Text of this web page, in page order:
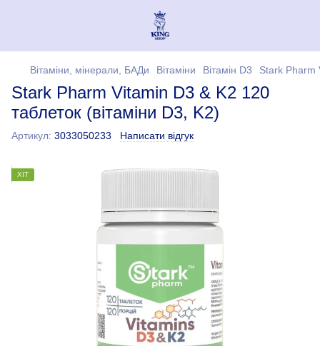
Вітаміни, мінерали, БАДи Вітаміни Вітамін D3 Stark Pharm
Stark Pharm Vitamin D3 & K2 120
таблеток (вітаміни D3, K2)
Артикул: 3033050233 Написати відгук
ХІТ